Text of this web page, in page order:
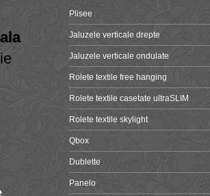
Plisee
Jaluzele verticale drepte
Jaluzele verticale ondulate
Rolete textile free hanging
Rolete textile casetate ultraSLIM
Rolete textile skylight
Qbox
Dublette
Panelo